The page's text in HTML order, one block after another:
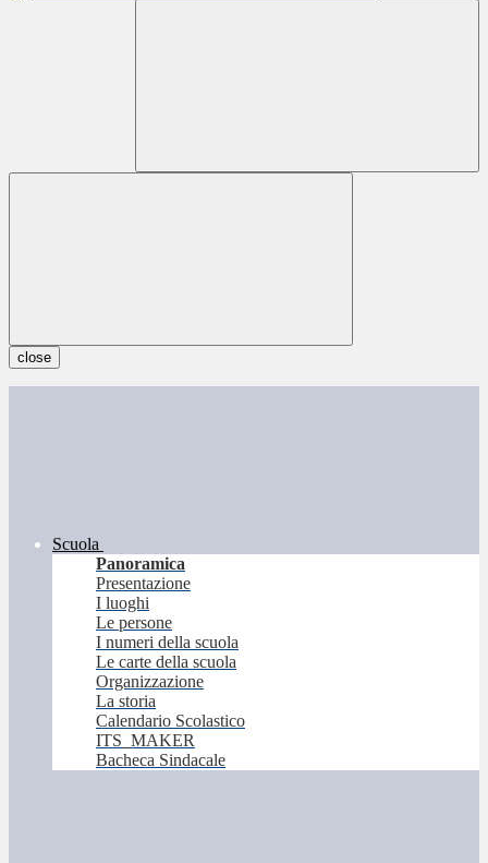
close
Scuola
Panoramica
Presentazione
I luoghi
Le persone
I numeri della scuola
Le carte della scuola
Organizzazione
La storia
Calendario Scolastico
ITS_MAKER
Bacheca Sindacale